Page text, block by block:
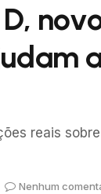
reais
Nenhum